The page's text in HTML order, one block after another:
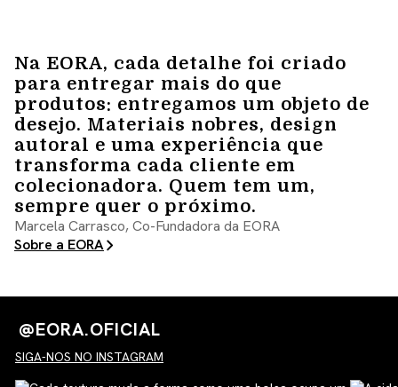
Na EORA, cada detalhe foi criado
para entregar mais do que
produtos: entregamos um objeto de
desejo. Materiais nobres, design
autoral e uma experiência que
transforma cada cliente em
colecionadora. Quem tem um,
sempre quer o próximo.
Marcela Carrasco, Co-Fundadora da EORA
Sobre a EORA
@EORA.OFICIAL
SIGA-NOS NO INSTAGRAM